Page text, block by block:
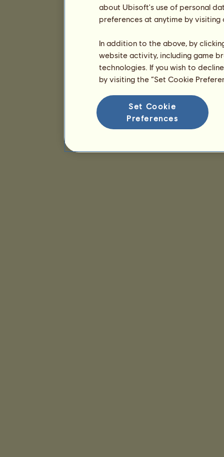
about Ubisoft's use of personal
preferences at anytime by
In addition to the above, by
website activity, including game
technologies. If you wish to
by visiting the “Set Cookie
Set Cookie
Preferences